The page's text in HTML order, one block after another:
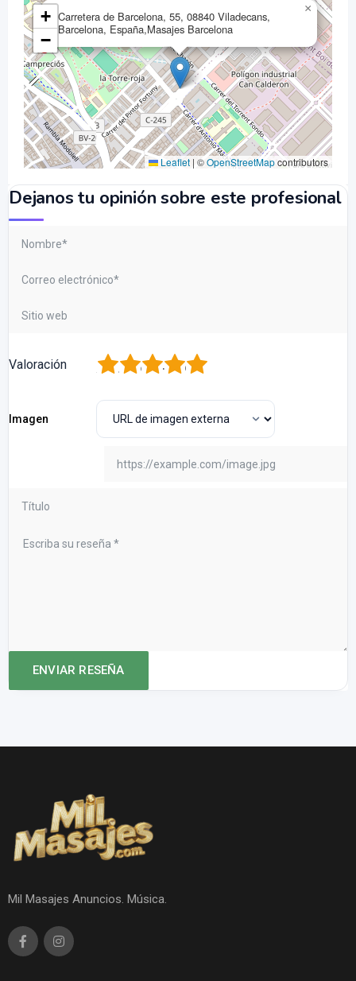
Carretera de Barcelona, 55, 08840 Viladecans,
Barcelona, España,Masajes Barcelona
×
+
−
Leaflet | ©OpenStreetMapcontributors
Dejanos tu opinión sobre este profesional
Valoración 5
4
3
2
Imagen
Mil Masajes Anuncios. Música.